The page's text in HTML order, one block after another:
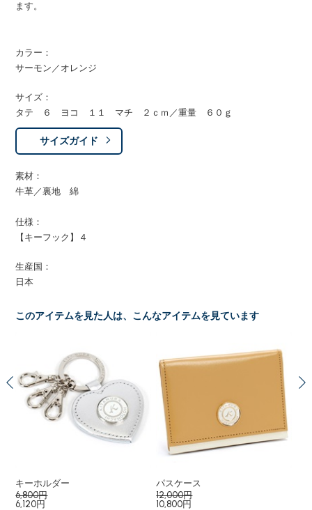
ます。
カラー：
サーモン／オレンジ
サイズ：
タテ ６ ヨコ １１ マチ ２ｃｍ／重量 ６０ｇ
サイズガイド
素材：
牛革／裏地 綿
仕様：
【キーフック】４
生産国：
日本
このアイテムを見た人は、こんなアイテムを見ています
キーホルダー
6,800円
6,120円
パスケース
12,000円
10,800円